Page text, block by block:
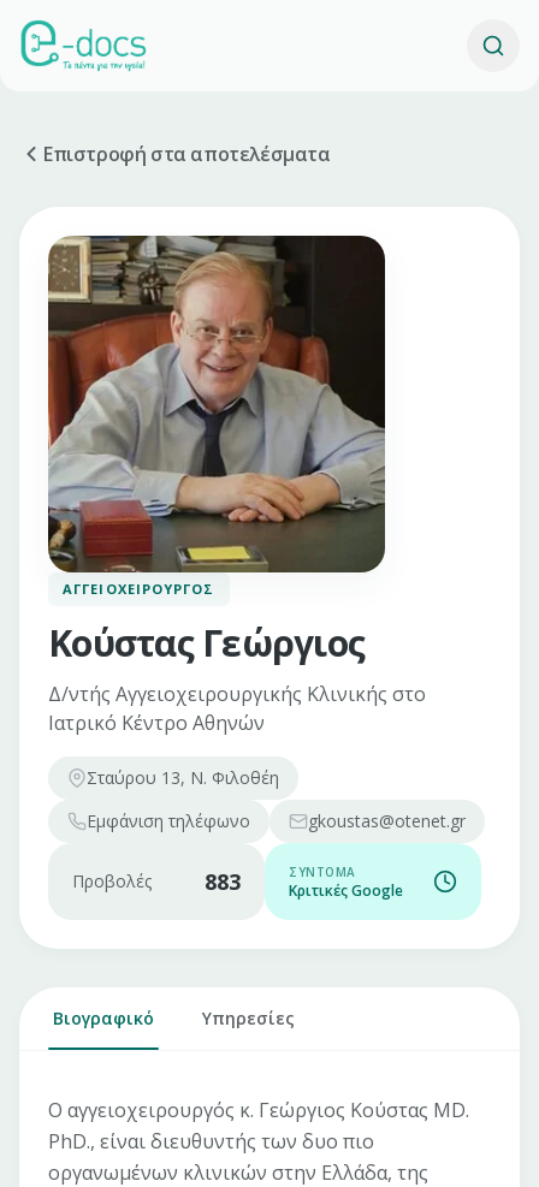
Επιστροφή στα αποτελέσματα
ΑΓΓΕΙΟΧΕΙΡΟΥΡΓΌΣ
Κούστας Γεώργιος
Δ/ντής Αγγειοχειρουργικής Κλινικής στο
Ιατρικό Κέντρο Αθηνών
Σταύρου 13, Ν. Φιλοθέη
Εμφάνιση τηλέφωνο gkoustas@otenet.gr
Προβολές 883 ΣΎΝΤΟΜΑ
Κριτικές Google
Βιογραφικό Υπηρεσίες
Ο αγγειοχειρουργός κ. Γεώργιος Κούστας MD.
PhD., είναι διευθυντής των δυο πιο
οργανωμένων κλινικών στην Ελλάδα, της